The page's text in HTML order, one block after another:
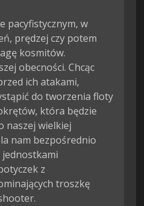
pacyfistycznym, w
prędzej czy potem
kosmitów.
obecności. Chcąc
ich atakami,
do tworzenia floty
która będzie
naszej wielkiej
nam bezpośrednio
z
troszkę